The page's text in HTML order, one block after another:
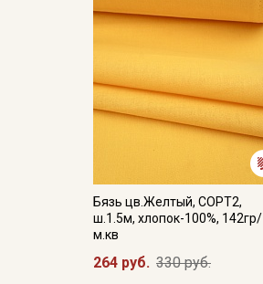
Бязь цв.Желтый, СОРТ2,
ш.1.5м, хлопок-100%, 142гр/
м.кв
264 руб. 330 руб.